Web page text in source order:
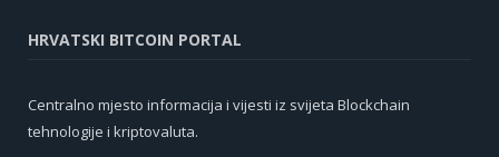
HRVATSKI BITCOIN PORTAL
Centralno mjesto informacija i vijesti iz svijeta Blockchain
tehnologije i kriptovaluta.